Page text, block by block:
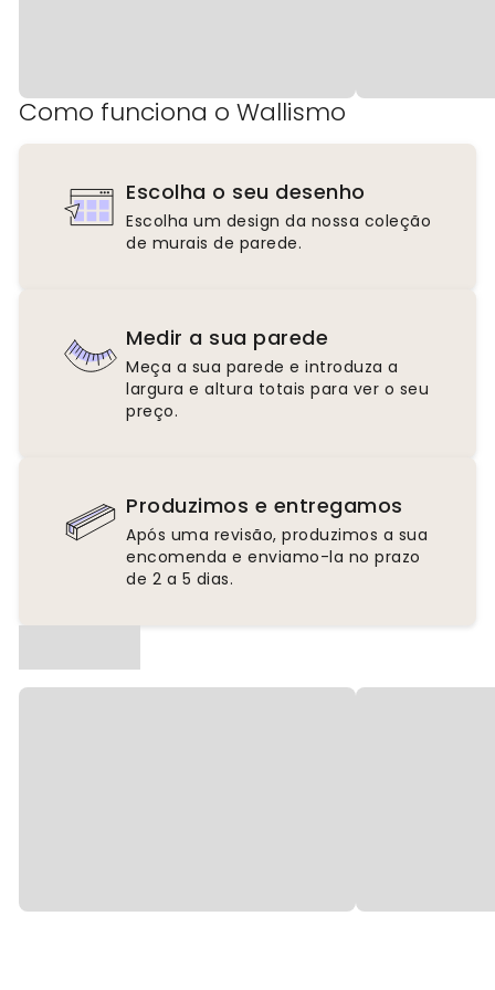
Como funciona o Wallismo
Escolha o seu desenho
Escolha um design da nossa coleção
de murais de parede.
Medir a sua parede
Meça a sua parede e introduza a
largura e altura totais para ver o seu
preço.
Produzimos e entregamos
Após uma revisão, produzimos a sua
encomenda e enviamo-la no prazo
de 2 a 5 dias.